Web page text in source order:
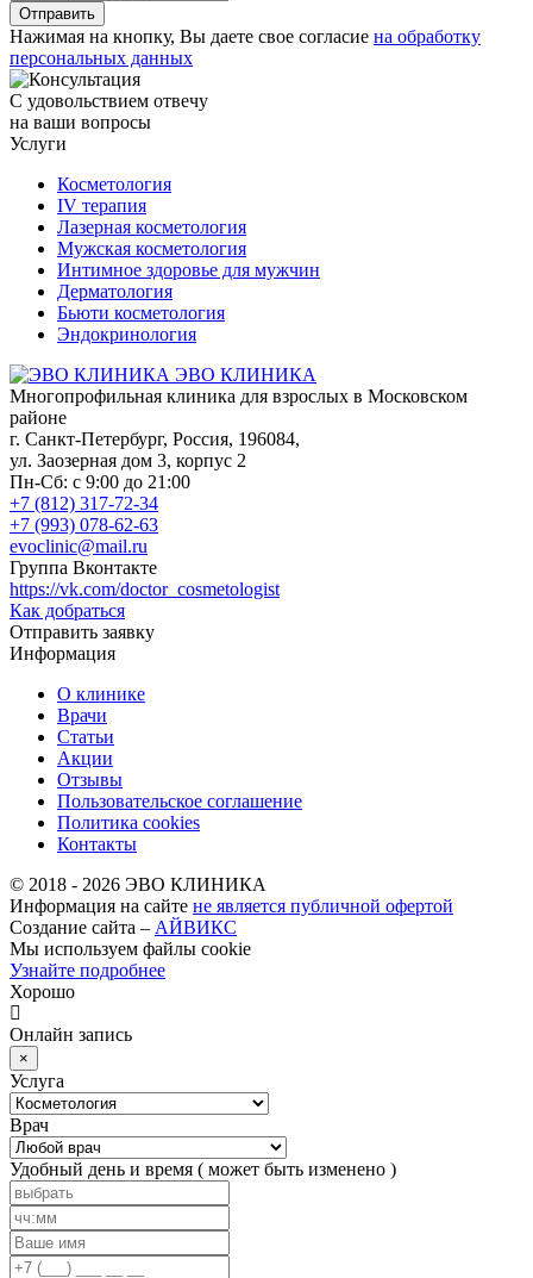
Отправить
Нажимая на кнопку, Вы даете свое согласие на обработку
персональных данных
С удовольствием отвечу
на ваши вопросы
Услуги
Косметология
IV терапия
Лазерная косметология
Мужская косметология
Интимное здоровье для мужчин
Дерматология
Бьюти косметология
Эндокринология
ЭВО КЛИНИКА
Многопрофильная клиника для взрослых в Московском
районе
г. Санкт-Петербург, Россия, 196084,
ул. Заозерная дом 3, корпус 2
Пн-Сб: с 9:00 до 21:00
+7 (812) 317-72-34
+7 (993) 078-62-63
evoclinic@mail.ru
Группа Вконтакте
https://vk.com/doctor_cosmetologist
Как добраться
Отправить заявку
Информация
О клинике
Врачи
Статьи
Акции
Отзывы
Пользовательское соглашение
Политика cookies
Контакты
© 2018 - 2026 ЭВО КЛИНИКА
Информация на сайте не является публичной офертой
Создание сайта – АЙВИКС
Мы используем файлы cookie
Узнайте подробнее
Хорошо
Онлайн запись
×
Услуга
Врач
Удобный день и время ( может быть изменено )